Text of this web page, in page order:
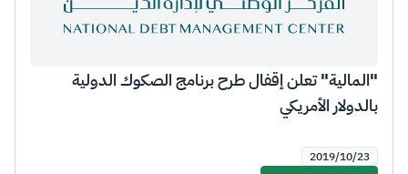
"المالية" تعلن إقفال طرح برنامج الصكوك الدولية
بالدولار الأمريكي
2019/10/23